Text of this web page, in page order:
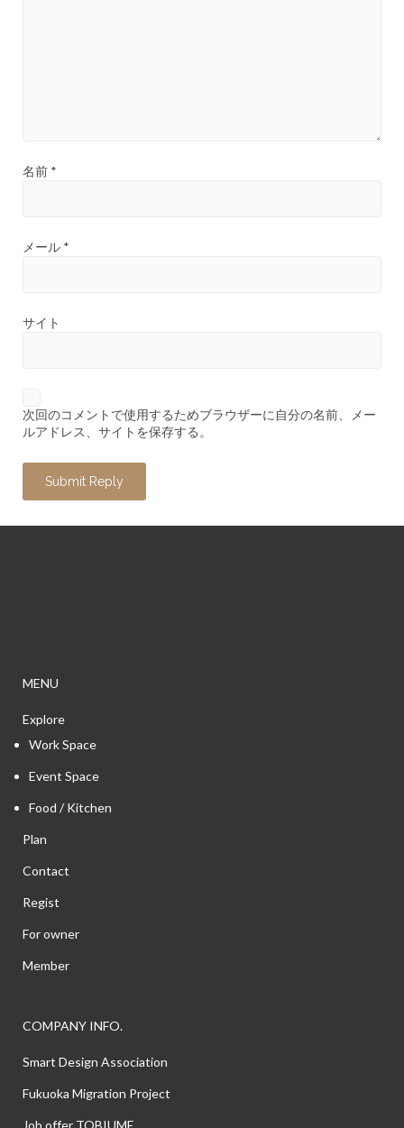
名前 *
メール *
サイト
次回のコメントで使用するためブラウザーに自分の名前、メー
ルアドレス、サイトを保存する。
MENU
Explore
Work Space
Event Space
Food / Kitchen
Plan
Contact
Regist
For owner
Member
COMPANY INFO.
Smart Design Association
Fukuoka Migration Project